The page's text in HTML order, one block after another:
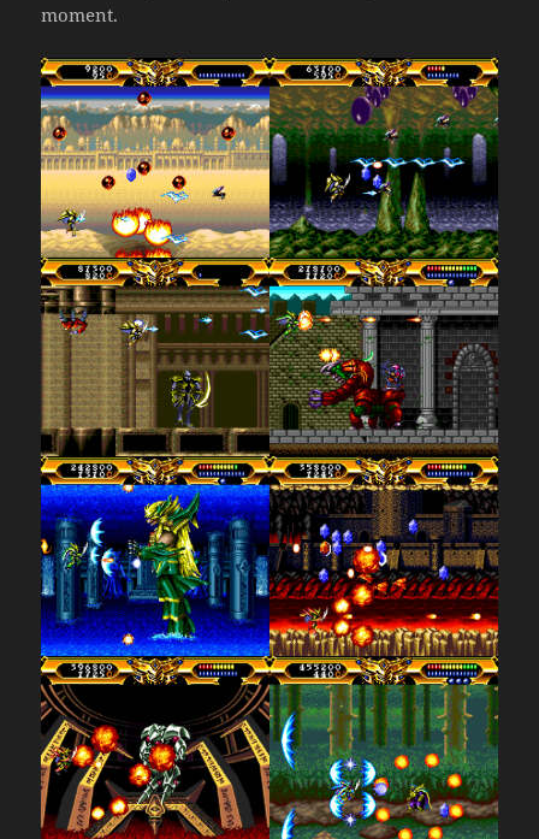
moment.